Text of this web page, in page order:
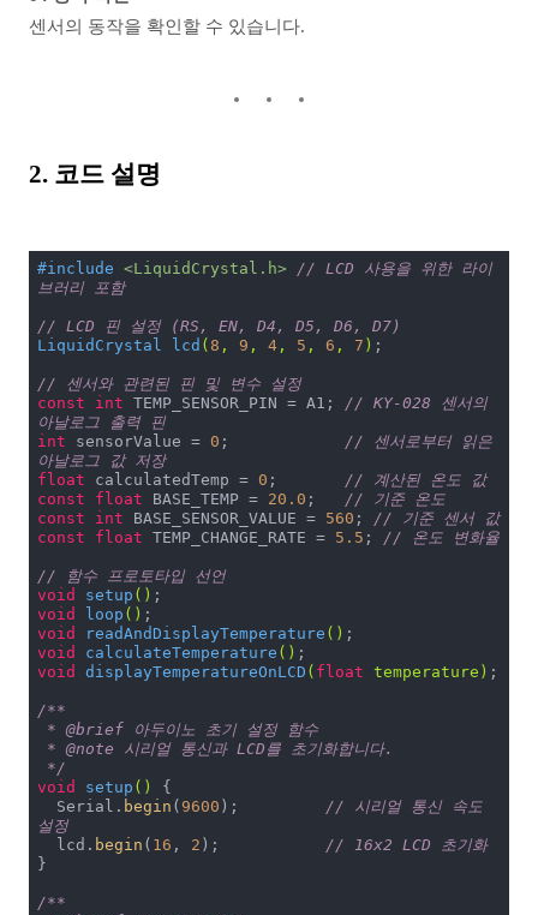
센서의 동작을 확인할 수 있습니다.
2. 코드 설명
#include <LiquidCrystal.h>
// LCD 사용을 위한 라이
브러리 포함
// LCD 핀 설정 (RS, EN, D4, D5, D6, D7)
LiquidCrystal lcd ( 8 , 9 , 4, 5 , 6 , 7 ) ;
// 센서와 관련된 핀 및 변수 설정
const
int TEMP_SENSOR_PIN = A1;
// KY-028 센서의
아날로그 출력 핀
int sensorValue = 0 ;
// 센서로부터 읽은
아날로그 값 저장
float calculatedTemp = 0 ;
// 계산된 온도 값
const
float BASE_TEMP = 20.0 ;
// 기준 온도
const
int BASE_SENSOR_VALUE = 560 ;
// 기준 센서 값
const
float TEMP_CHANGE_RATE = 5.5 ; // 온도 변화율
// 함수 프로토타입 선언
void
setup ()
void
loop ()
void
readAndDisplayTemperature ()
void
calculateTemperature ()
void
displayTemperatureOnLCD ( float temperature) ;
/**
*/
void
setup ()
{
  Serial.
begin ( 9600 );
// 시리얼 통신 속도
설정
  lcd.
begin ( 16 , 2 );
// 16x2 LCD 초기화
}
/**